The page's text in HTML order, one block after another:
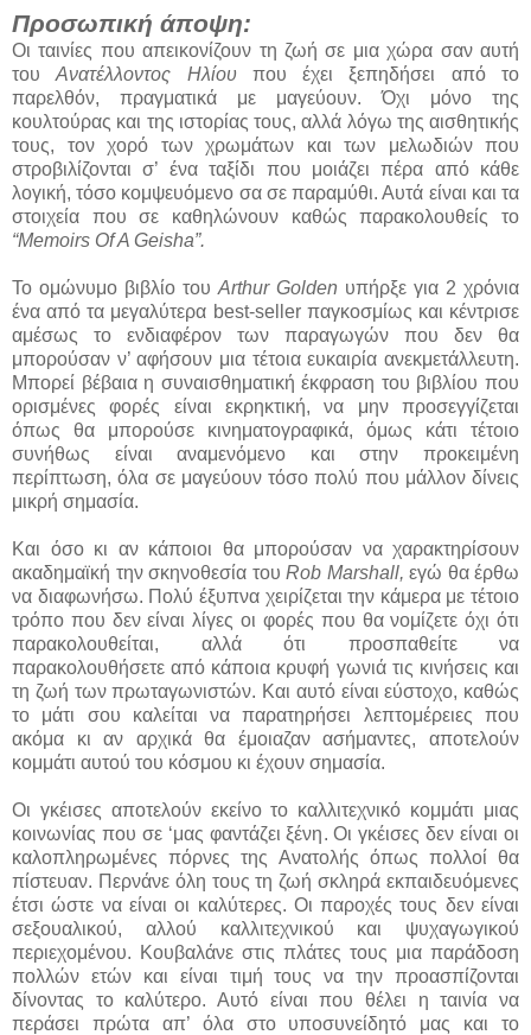
Προσωπική άποψη:
Οι ταινίες που απεικονίζουν τη ζωή σε μια χώρα σαν αυτή
τουΑνατέλλοντος Ηλίου που έχει ξεπηδήσει από το
παρελθόν, πραγματικά με μαγεύουν. Όχι μόνο της
κουλτούρας και της ιστορίας τους, αλλά λόγω της αισθητικής
τους, τον χορό των χρωμάτων και των μελωδιών που
στροβιλίζονται σ’ ένα ταξίδι που μοιάζει πέρα από κάθε
λογική, τόσο κομψευόμενο σα σε παραμύθι. Αυτά είναι και τα
στοιχεία που σε καθηλώνουν καθώς παρακολουθείς το
“Memoirs Of A Geisha”.
Το ομώνυμο βιβλίο του Arthur Golden υπήρξε για 2 χρόνια
ένα από τα μεγαλύτερα best-seller παγκοσμίως και κέντρισε
αμέσως το ενδιαφέρον των παραγωγών που δεν θα
μπορούσαν ν’ αφήσουν μια τέτοια ευκαιρία ανεκμετάλλευτη.
Μπορεί βέβαια η συναισθηματική έκφραση του βιβλίου που
ορισμένες φορές είναι εκρηκτική, να μην προσεγγίζεται
όπως θα μπορούσε κινηματογραφικά, όμως κάτι τέτοιο
συνήθως είναι αναμενόμενο και στην προκειμένη
περίπτωση, όλα σε μαγεύουν τόσο πολύ που μάλλον δίνεις
μικρή σημασία.
Και όσο κι αν κάποιοι θα μπορούσαν να χαρακτηρίσουν
ακαδημαϊκή την σκηνοθεσία του Rob Marshall, εγώ θα έρθω
να διαφωνήσω. Πολύ έξυπνα χειρίζεται την κάμερα με τέτοιο
τρόπο που δεν είναι λίγες οι φορές που θα νομίζετε όχι ότι
παρακολουθείται, αλλά ότι προσπαθείτε να
παρακολουθήσετε από κάποια κρυφή γωνιά τις κινήσεις και
τη ζωή των πρωταγωνιστών. Και αυτό είναι εύστοχο, καθώς
το μάτι σου καλείται να παρατηρήσει λεπτομέρειες που
ακόμα κι αν αρχικά θα έμοιαζαν ασήμαντες, αποτελούν
κομμάτι αυτού του κόσμου κι έχουν σημασία.
Οι γκέισες αποτελούν εκείνο το καλλιτεχνικό κομμάτι μιας
κοινωνίας που σε ‘μας φαντάζει ξένη. Οι γκέισες δεν είναι οι
καλοπληρωμένες πόρνες της Ανατολής όπως πολλοί θα
πίστευαν. Περνάνε όλη τους τη ζωή σκληρά εκπαιδευόμενες
έτσι ώστε να είναι οι καλύτερες. Οι παροχές τους δεν είναι
σεξουαλικού, αλλού καλλιτεχνικού και ψυχαγωγικού
περιεχομένου. Κουβαλάνε στις πλάτες τους μια παράδοση
πολλών ετών και είναι τιμή τους να την προασπίζονται
δίνοντας το καλύτερο. Αυτό είναι που θέλει η ταινία να
περάσει πρώτα απ’ όλα στο υποσυνείδητό μας και το